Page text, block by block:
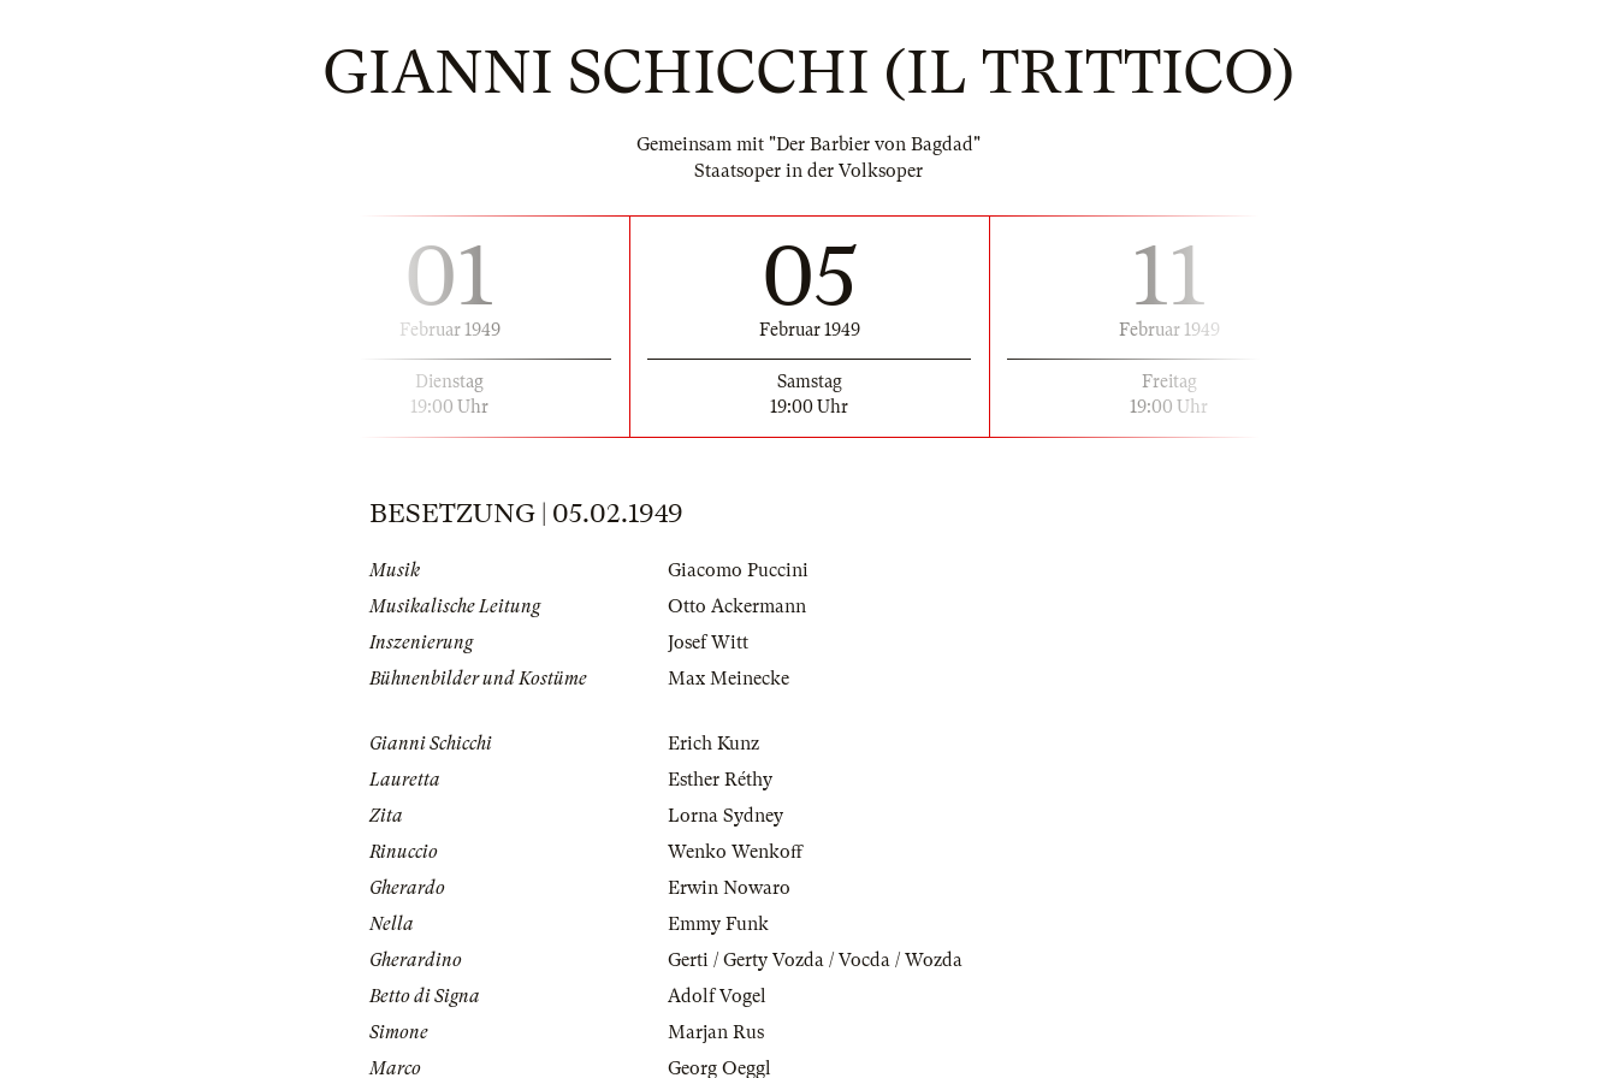
GIANNI SCHICCHI (IL TRITTICO)
Gemeinsam mit "Der Barbier von Bagdad"
Staatsoper in der Volksoper
01
Februar 1949
Dienstag
19:00 Uhr
05
Februar 1949
Samstag
19:00 Uhr
11
Februar 1949
Freitag
19:00 Uhr
BESETZUNG | 05.02.1949
Musik
Giacomo Puccini
Musikalische Leitung
Otto Ackermann
Inszenierung
Josef Witt
Bühnenbilder und Kostüme
Max Meinecke
Gianni Schicchi
Erich Kunz
Lauretta
Esther Réthy
Zita
Lorna Sydney
Rinuccio
Wenko Wenkoff
Gherardo
Erwin Nowaro
Nella
Emmy Funk
Gherardino
Gerti / Gerty Vozda / Vocda / Wozda
Betto di Signa
Adolf Vogel
Simone
Marjan Rus
Marco
Georg Oeggl